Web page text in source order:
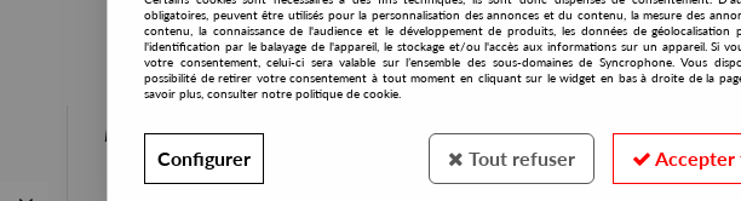
PRESALES EXCLUSIVES
obligatoires, peuvent être utilisés pour la personnalisation des annonces et du contenu, la mesure des
contenu, la connaissance de l'audience et le développement de produits, les données de géolocalisation
l'identification par le balayage de l'appareil, le stockage et/ou l'accès aux informations sur un appareil. Si
votre consentement, celui-ci sera valable sur l’ensemble des sous-domaines de Syncrophone. Vous
possibilité de retirer votre consentement à tout moment en cliquant sur le widget en bas à droite de la
savoir plus, consulter notre politique de cookie.
Configurer Tout refuser Accepter